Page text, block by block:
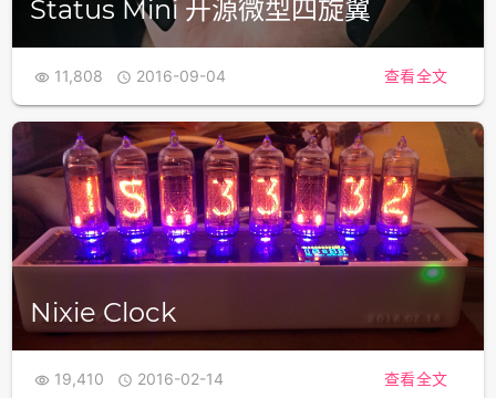
Status Mini 开源微型四旋翼
 11,808  2016-09-04 查看全文
Nixie Clock
 19,410  2016-02-14 查看全文